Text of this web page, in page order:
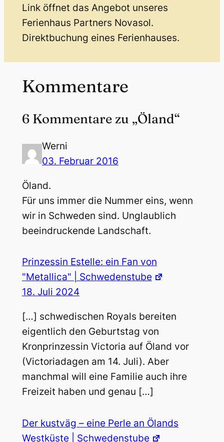
Link öffnet das Angebot unseres
Ferienhaus Partners Novasol.
Direktbuchung eines Ferienhauses.
Kommentare
6 Kommentare zu „Öland“
Werni
03. Februar 2016
Öland.
Für uns immer die Nummer eins, wenn
wir in Schweden sind. Unglaublich
beeindruckende Landschaft.
Prinzessin Estelle: ein Fan von
"Metallica" | Schwedenstube
18. Juli 2024
[…] schwedischen Royals bereiten
eigentlich den Geburtstag von
Kronprinzessin Victoria auf Öland vor
(Victoriadagen am 14. Juli). Aber
manchmal will eine Familie auch ihre
Freizeit haben und genau […]
Der kustväg – eine Perle an Ölands
Westküste | Schwedenstube